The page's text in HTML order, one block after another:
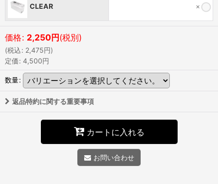
CLEAR ×
価格: 2,250円(税別)
(税込: 2,475円)
定価: 4,500円
数量:
返品特約に関する重要事項
カートに入れる
お問い合わせ